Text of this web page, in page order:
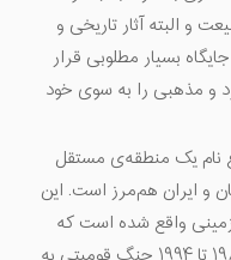
و البته آثار تاریخی و
بسیار مطلوبی قرار
و مذهبی را به سوی خود
نام یک منطقه‌ی مستقل
و ایران هم‌مرز است. این
واقع شده است که